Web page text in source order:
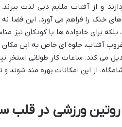
و از آفتاب ملایم دبی لذت
خنک را فراهم می آورد. این فضا نه
برای خانواده ها با کودکان نیز
غروب آفتاب، جلوه ای خاص به این
می کند. ساعات کار طولانی استخر
از این امکانات بهره مند شوند
ورزشی در قلب